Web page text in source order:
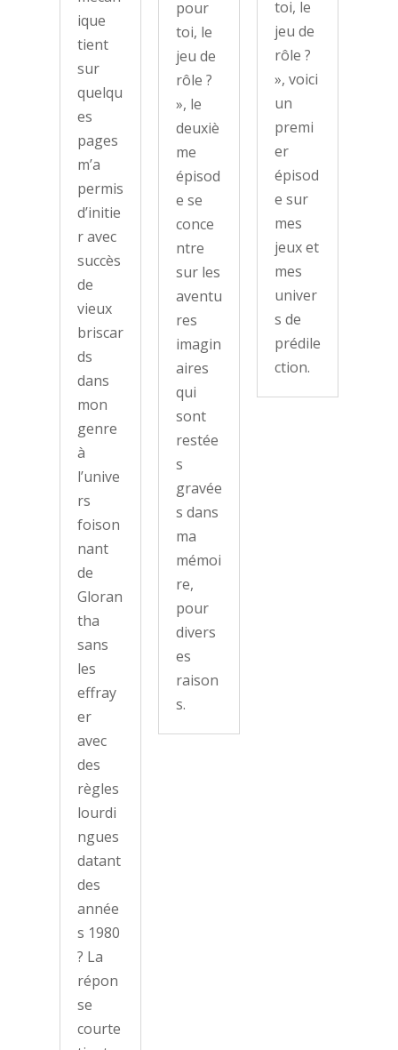
ique
tient
sur
quelqu
es
pages
m’a
permis
d’initie
r avec
succès
de
vieux
briscar
ds
dans
mon
genre
à
l’unive
rs
foison
nant
de
Gloran
tha
sans
les
effray
er
avec
des
règles
lourdi
ngues
datant
des
année
s 1980
? La
répon
se
courte
pour
toi, le
jeu de
rôle ?
», le
deuxiè
me
épisod
e se
conce
ntre
sur les
aventu
res
imagin
aires
qui
sont
restée
s
gravée
s dans
ma
mémoi
re,
pour
divers
es
raison
s.
toi, le
jeu de
rôle ?
», voici
un
premi
er
épisod
e sur
mes
jeux et
mes
univer
s de
prédile
ction.